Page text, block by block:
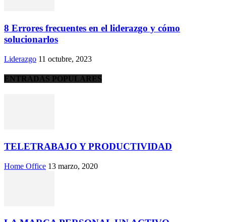
8 Errores frecuentes en el liderazgo y cómo
solucionarlos
Liderazgo 11 octubre, 2023
ENTRADAS POPULARES
TELETRABAJO Y PRODUCTIVIDAD
Home Office 13 marzo, 2020